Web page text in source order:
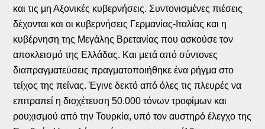
και τις μη Αξονικές κυβερνήσεις. Συντονισμένες πιέσεις
δέχονται και οι κυβερνήσεις Γερμανίας-Ιταλίας και η
κυβέρνηση της Μεγάλης Βρετανίας που ασκούσε τον
αποκλεισμό της Ελλάδας. Και μετά από σύντονες
διαπραγματεύσεις πραγματοποιήθηκε ένα ρήγμα στο
τείχος της πείνας. Έγινε δεκτό από όλες τις πλευρές να
επιτραπεί η διοχέτευση 50.000 τόνων τροφίμων και
ρουχισμού από την Τουρκία, υπό τον αυστηρό έλεγχο της